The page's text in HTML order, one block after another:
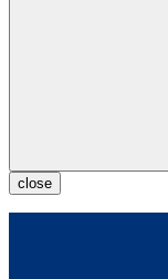
close